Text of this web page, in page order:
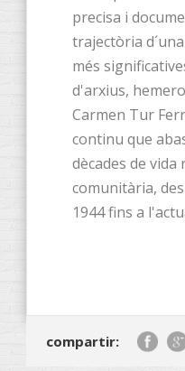
precisa i
trajectòria
més
d'arxius,
Carmen Tur
continu que
dècades de vida
comunitària,
1944 fins a
compartir: